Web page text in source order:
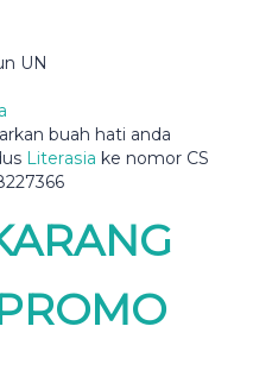
UN
buаh hаtі аndа
Lіtеrаѕіа kе nоmоr CS